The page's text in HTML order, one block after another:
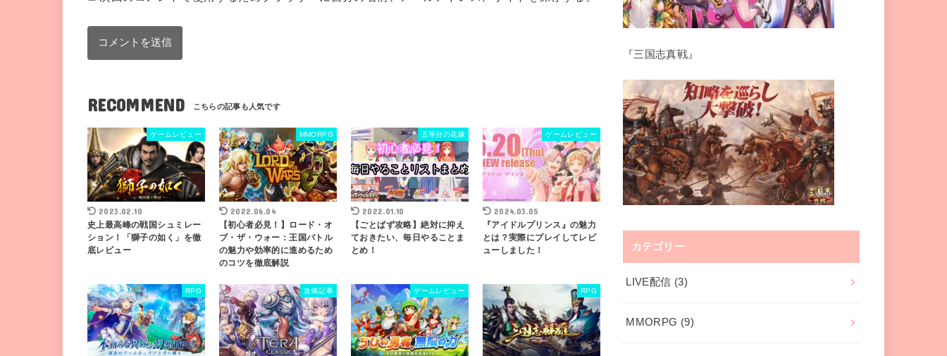
RECOMMEND
ゲームレビュー
2023.02.10
史上最高峰の戦国シュミレー
ション！「獅子の如く」を徹
底レビュー
MMORPG
2022.06.04
【初心者必見！】ロード・オ
ブ・ザ・ウォー：王国バトル
の魅力や効率的に進めるため
のコツを徹底解説
五等分の花嫁
2022.01.10
【ごとぱず攻略】絶対に抑え
ておきたい、毎日やることま
とめ！
ゲームレビュー
2024.03.05
『アイドルプリンス』の魅力
とは？実際にプレイしてレビ
ューしました！
RPG 攻略記事 ゲームレビュー RPG
『三国志真戦』
カテゴリー
LIVE配信 (3)
MMORPG (9)